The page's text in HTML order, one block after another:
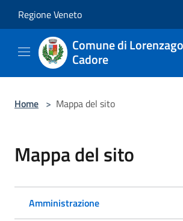
Regione Veneto
Comune di
Cadore
Home > Mappa del sito
Mappa del sito
Amministrazione